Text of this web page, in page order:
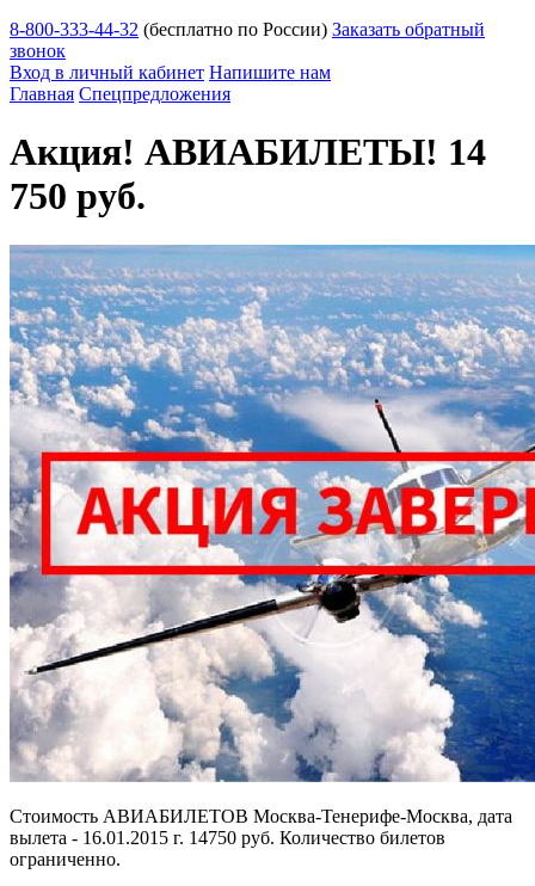
8-800-333-44-32 (бесплатно по России) Заказать обратный
звонок
Вход в личный кабинет Напишите нам
Главная Спецпредложения
Акция! АВИАБИЛЕТЫ! 14
750 руб.
Стоимость АВИАБИЛЕТОВ Москва-Тенерифе-Москва, дата
вылета - 16.01.2015 г. 14750 руб. Количество билетов
ограниченно.